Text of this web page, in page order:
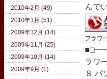
んで
フラワ
ラワ
８ パ
2010年2月 (49)
2010年1月 (51)
2009年12月 (14)
2009年11月 (25)
2009年10月 (14)
2009年9月 (1)